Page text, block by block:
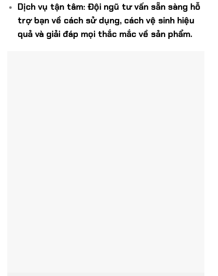
Dịch vụ tận tâm: Đội ngũ tư vấn sẵn sàng hỗ
trợ bạn về cách sử dụng, cách vệ sinh hiệu
quả và giải đáp mọi thắc mắc về sản phẩm.